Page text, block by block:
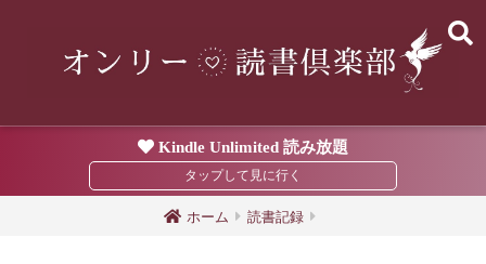
Kindle Unlimited 読み放題
ホーム 読書記録